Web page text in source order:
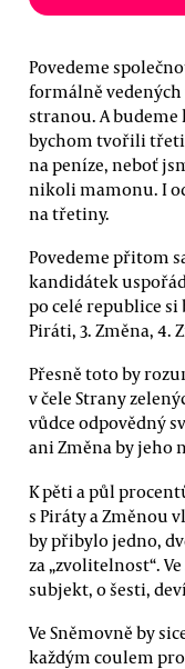
Povedeme
formálně
stranou. A budeme
bychom tvořili
na peníze, neboť
nikoli mamonu. I
na třetiny.
Povedeme přitom
kandidátek
po celé republice si
Piráti, 3. Změna, 4.
Přesně toto by
v čele Strany
vůdce odpovědný
ani Změna by
K pěti a půl
s Piráty a Změnou
by přibylo jedno,
za „zvolitelnost“.
subjekt, o šesti,
Ve Sněmovně by
každým coulem